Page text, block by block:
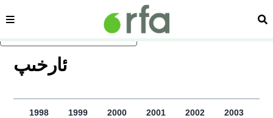
asasliq mezmungha atlang
sehipe
ﺋﺎﺭﺧﯩﭗ
1998 1999 2000 2001 2002 2003